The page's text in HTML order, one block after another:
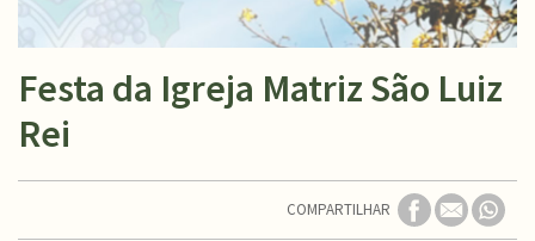
Festa da Igreja Matriz São Luiz
Rei
COMPARTILHAR